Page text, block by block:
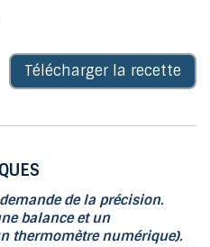
Télécharger la recette
de la précision.
balance et un
thermomètre numérique).